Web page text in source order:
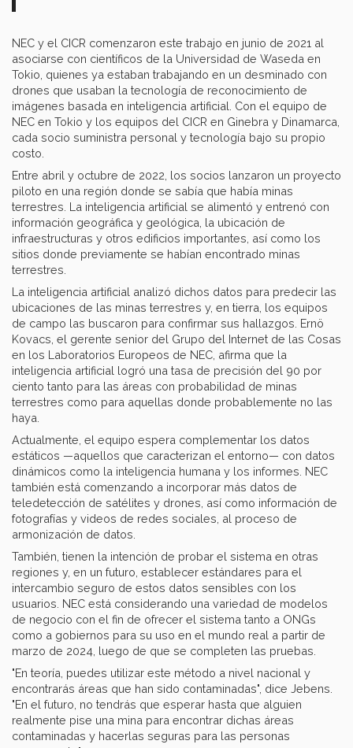
NEC y el CICR comenzaron este trabajo en junio de 2021 al
asociarse con científicos de la Universidad de Waseda en
Tokio, quienes ya estaban trabajando en un desminado con
drones que usaban la tecnología de reconocimiento de
imágenes basada en inteligencia artificial. Con el equipo de
NEC en Tokio y los equipos del CICR en Ginebra y Dinamarca,
cada socio suministra personal y tecnología bajo su propio
costo.
Entre abril y octubre de 2022, los socios lanzaron un proyecto
piloto en una región donde se sabía que había minas
terrestres. La inteligencia artificial se alimentó y entrenó con
información geográfica y geológica, la ubicación de
infraestructuras y otros edificios importantes, así como los
sitios donde previamente se habían encontrado minas
terrestres.
La inteligencia artificial analizó dichos datos para predecir las
ubicaciones de las minas terrestres y, en tierra, los equipos
de campo las buscaron para confirmar sus hallazgos. Ernö
Kovacs, el gerente senior del Grupo del Internet de las Cosas
en los Laboratorios Europeos de NEC, afirma que la
inteligencia artificial logró una tasa de precisión del 90 por
ciento tanto para las áreas con probabilidad de minas
terrestres como para aquellas donde probablemente no las
haya.
Actualmente, el equipo espera complementar los datos
estáticos —aquellos que caracterizan el entorno— con datos
dinámicos como la inteligencia humana y los informes. NEC
también está comenzando a incorporar más datos de
teledetección de satélites y drones, así como información de
fotografías y videos de redes sociales, al proceso de
armonización de datos.
También, tienen la intención de probar el sistema en otras
regiones y, en un futuro, establecer estándares para el
intercambio seguro de estos datos sensibles con los
usuarios. NEC está considerando una variedad de modelos
de negocio con el fin de ofrecer el sistema tanto a ONGs
como a gobiernos para su uso en el mundo real a partir de
marzo de 2024, luego de que se completen las pruebas.
"En teoría, puedes utilizar este método a nivel nacional y
encontrarás áreas que han sido contaminadas", dice Jebens.
"En el futuro, no tendrás que esperar hasta que alguien
realmente pise una mina para encontrar dichas áreas
contaminadas y hacerlas seguras para las personas